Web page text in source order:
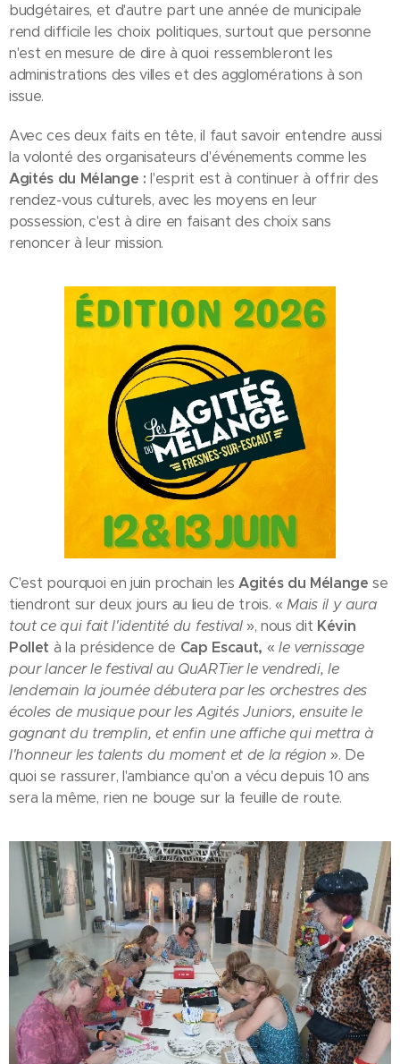
budgétaires, et d'autre part une année de municipale
rend difficile les choix politiques, surtout que personne
n'est en mesure de dire à quoi ressembleront les
administrations des villes et des agglomérations à son
issue.
Avec ces deux faits en tête, il faut savoir entendre aussi
la volonté des organisateurs d'événements comme les
Agités du Mélange : l'esprit est à continuer à offrir des
rendez-vous culturels, avec les moyens en leur
possession, c'est à dire en faisant des choix sans
renoncer à leur mission.
C'est pourquoi en juin prochain lesAgités du Mélangese
tiendront sur deux jours au lieu de trois. «Mais il y aura
tout ce qui fait l'identité du festival», nous dit Kévin
Pollet à la présidence de Cap Escaut, « le vernissage
pour lancer le festival au QuARTier le vendredi, le
lendemain la journée débutera par les orchestres des
écoles de musique pour les Agités Juniors, ensuite le
gagnant du tremplin, et enfin une affiche qui mettra à
l'honneur les talents du moment et de la région». De
quoi se rassurer, l'ambiance qu'on a vécu depuis 10 ans
sera la même, rien ne bouge sur la feuille de route.